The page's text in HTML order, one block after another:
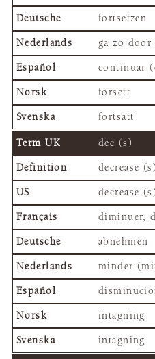
fortsetzen
ga zo door
continuar
forsett
fortsätt
dec (s)
decrease
decrease
diminuer,
abnehmen
minder
intagning
intagning